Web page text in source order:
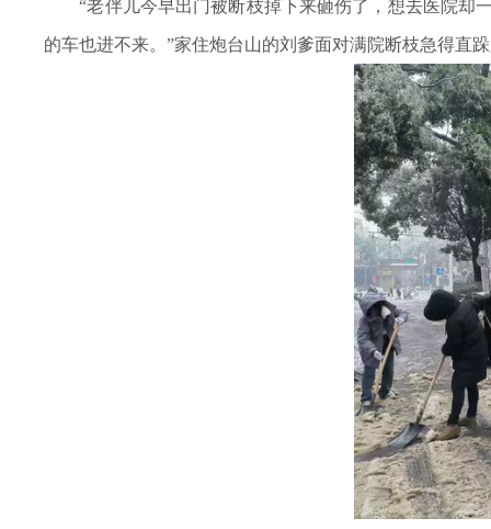
“老伴儿今早出门被断枝掉下来砸伤了，想去医院却
的车也进不来。”家住炮台山的刘爹面对满院断枝急得直